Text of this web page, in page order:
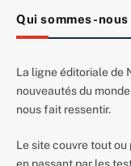
Qui sommes-nous
La ligne éditoriale de
nouveautés du
nous fait ressentir.
Le site couvre tout